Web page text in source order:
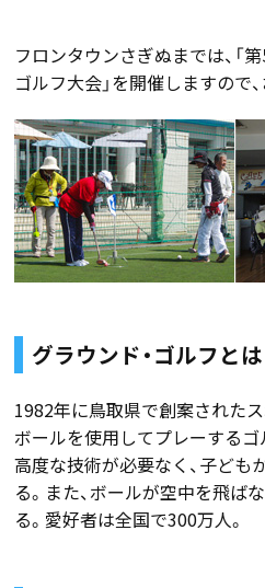
フロンタウンさぎぬまでは、「
ゴルフ大会」を開催しますので
グラウンド・ゴルフとは
1982年に鳥取県で創案された
ボールを使用してプレーする
高度な技術が必要なく、子ども
る。また、ボールが空中を飛ば
る。愛好者は全国で300万人。